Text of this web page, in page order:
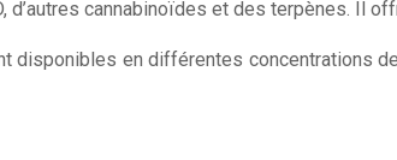
d’autres cannabinoïdes et des terpènes. Il
disponibles en différentes concentrations